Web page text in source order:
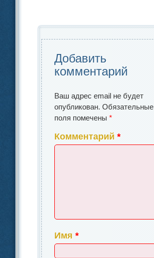
o
o
k
n
и
ть
Добавить
комментарий
Ваш адрес email не будет
опубликован. Обязательные
поля помечены*
Комментарий*
Имя*